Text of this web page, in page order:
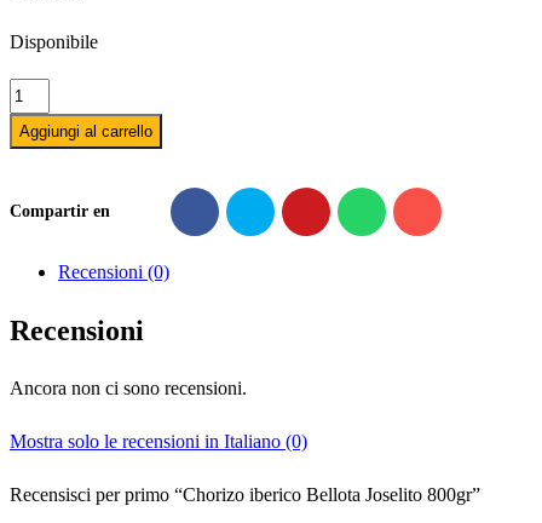
Disponibile
Chorizo
iberico
quantità
Aggiungi al carrello
Compartir en
Recensioni (0)
Recensioni
Ancora non ci sono recensioni.
Mostra solo le recensioni in Italiano (0)
Recensisci per primo “Chorizo iberico Bellota Joselito 800gr”